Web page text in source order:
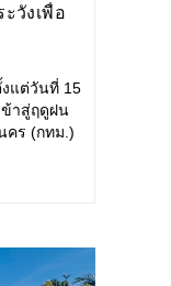
วังเพื่อ
แต่วันที่ 15
ข้าสู่ฤดูฝน
คร (กทม.)